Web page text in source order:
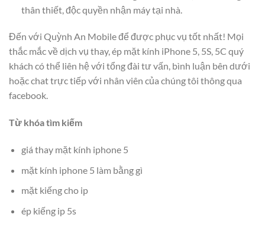
thân thiết, độc quyền nhận máy tại nhà.
Đến với Quỳnh An Mobile để được phục vụ tốt nhất! Mọi
thắc mắc về dịch vụ thay, ép mặt kính iPhone 5, 5S, 5C quý
khách có thể liên hệ với tổng đài tư vấn, bình luận bên dưới
hoặc chat trực tiếp với nhân viên của chúng tôi thông qua
facebook.
Từ khóa tìm kiếm
giá thay mặt kính iphone 5
mặt kính iphone 5 làm bằng gì
mặt kiếng cho ip
ép kiếng ip 5s